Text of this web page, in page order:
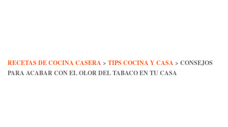
RECETAS DE COCINA CASERA > TIPS COCINA Y CASA > CONSEJOS
PARA ACABAR CON EL OLOR DEL TABACO EN TU CASA